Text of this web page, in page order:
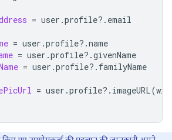
= user .profile?. email
= user .profile?.name
= user .profile?.givenName
= user .profile?. familyName
= user .profile?. imageURL(